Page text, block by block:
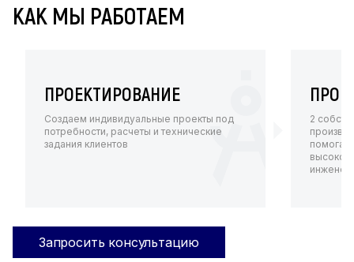
КАК МЫ РАБОТАЕМ
ПРОЕКТИРОВАНИЕ
Создаем индивидуальные проекты под
потребности, расчеты и технические
задания клиентов
2
Запросить консультацию